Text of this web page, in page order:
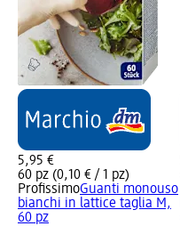
5,95 €
60 pz (0,10 € / 1 pz)
ProfissimoGuanti monouso
bianchi in lattice taglia M,
60 pz